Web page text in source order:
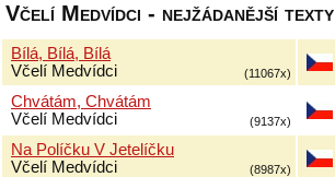
Včelí Medvídci - nejžádanější texty
Bílá, Bílá, Bílá
Včelí Medvídci
(11067x)
Chvátám, Chvátám
Včelí Medvídci
(9137x)
Na Políčku V Jetelíčku
Včelí Medvídci
(8987x)